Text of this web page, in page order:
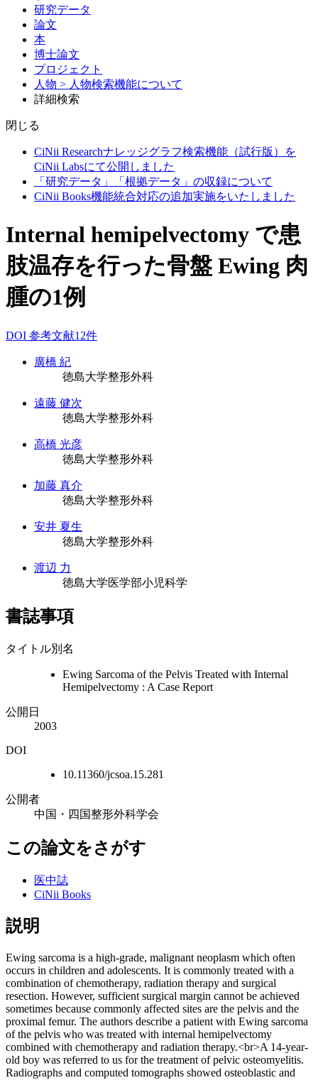
研究データ
論文
本
博士論文
プロジェクト
人物 > 人物検索機能について
詳細検索
閉じる
CiNii Researchナレッジグラフ検索機能（試行版）を
CiNii Labsにて公開しました
「研究データ」「根拠データ」の収録について
CiNii Books機能統合対応の追加実施をいたしました
Internal hemipelvectomy で患
肢温存を行った骨盤 Ewing 肉
腫の1例
DOI 参考文献12件
廣橋 紀
徳島大学整形外科
遠藤 健次
徳島大学整形外科
高橋 光彦
徳島大学整形外科
加藤 真介
徳島大学整形外科
安井 夏生
徳島大学整形外科
渡辺 力
徳島大学医学部小児科学
書誌事項
タイトル別名
Ewing Sarcoma of the Pelvis Treated with Internal
Hemipelvectomy : A Case Report
公開日
2003
DOI
10.11360/jcsoa.15.281
公開者
中国・四国整形外科学会
この論文をさがす
医中誌
CiNii Books
説明
Ewing sarcoma is a high-grade, malignant neoplasm which often
occurs in children and adolescents. It is commonly treated with a
combination of chemotherapy, radiation therapy and surgical
resection. However, sufficient surgical margin cannot be achieved
sometimes because commonly affected sites are the pelvis and the
proximal femur. The authors describe a patient with Ewing sarcoma
of the pelvis who was treated with internal hemipelvectomy
combined with chemotherapy and radiation therapy.<br>A 14-year-
old boy was referred to us for the treatment of pelvic osteomyelitis.
Radiographs and computed tomographs showed osteoblastic and